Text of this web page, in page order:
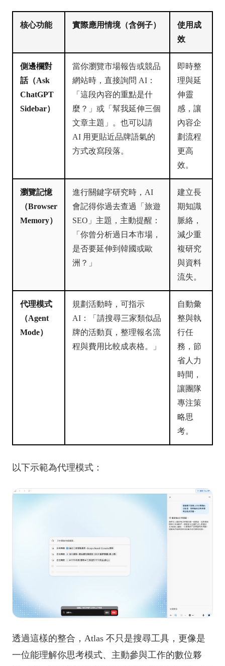
核心功能 實際應用情境（含例子）
使用成
效
側邊欄對
話（Ask
ChatGPT
Sidebar）
當你瀏覽市場報告或競品
網站時，直接詢問 AI：
「這段內容的重點是什
麼？」或「幫我延伸三個
文章主題」。也可以請
AI 用更貼近品牌語氣的
方式改寫段落。
即時整
理與延
伸靈
感，讓
內容企
劃流程
更高
效。
瀏覽記憶
（Browser
Memory）
進行關鍵字研究時，AI
會記得你過去查過「旅遊
SEO」主題，主動提醒：
「你曾分析過日本市場，
是否要延伸到韓國或歐
洲？」
建立長
期知識
脈絡，
減少重
複研究
與資料
流失。
代理模式
（Agent
Mode）
規劃活動時，可指示
AI：「請搜尋三家類似品
牌的活動頁，整理報名流
程與費用比較成表格。」
自動彙
整與執
行任
務，節
省人力
時間，
讓團隊
專注策
略思
考。
以下示範為代理模式：
透過這樣的整合，Atlas 不只是搜尋工具，更像是
一位能理解你思考模式、主動參與工作的數位夥